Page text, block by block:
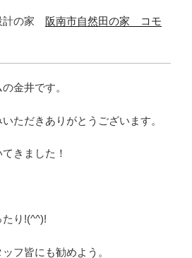
計の家 阪南市自然田の家 コモ
金井です。
ただきありがとうございます。
きました！
り!(^^)!
フ皆にも勧めよう。